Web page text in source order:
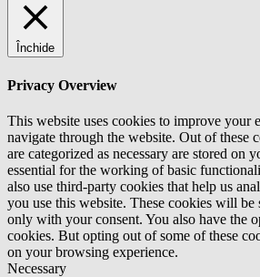
Închide
Privacy Overview
This website uses cookies to improve your
navigate through the website. Out of these
are categorized as necessary are stored on
essential for the working of basic
also use third-party cookies that help us
you use this website. These cookies will
only with your consent. You also have the
cookies. But opting out of some of these
on your browsing experience.
Necessary